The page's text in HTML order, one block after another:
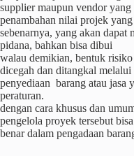
supplier maupun vendor
penambahan nilai projek
sebenarnya, yang akan
pidana, bahkan bisa dibui
walau demikian, bentuk risiko
dicegah dan ditangkal
penyediaan barang atau jasa
peraturan.
dengan cara khusus dan
pengelola proyek tersebut
benar dalam pengadaan